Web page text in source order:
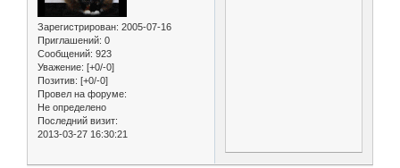
Зарегистрирован: 2005-07-16
Приглашений: 0
Сообщений: 923
Уважение: [+0/-0]
Позитив: [+0/-0]
Провел на форуме:
Не определено
Последний визит:
2013-03-27 16:30:21